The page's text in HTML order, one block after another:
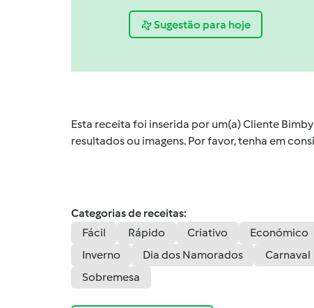
Sugestão para hoje
Esta receita foi inserida por um(a) Cliente
resultados ou imagens. Por favor, tenha em
Categorias de receitas:
Fácil
Rápido Criativo Económico
Inverno
Dia dos Namorados Carnaval
Sobremesa